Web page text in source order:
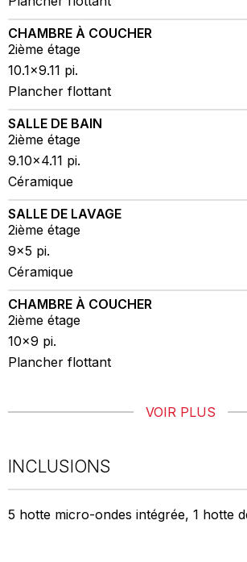
CHAMBRE À COUCHER
2ième étage
10.1x9.11 pi.
Plancher flottant
SALLE DE BAIN
2ième étage
9.10x4.11 pi.
Céramique
SALLE DE LAVAGE
2ième étage
9x5 pi.
Céramique
CHAMBRE À COUCHER
2ième étage
10x9 pi.
Plancher flottant
VOIR PLUS
INCLUSIONS
5 hotte micro-ondes intégrée, 1 hotte